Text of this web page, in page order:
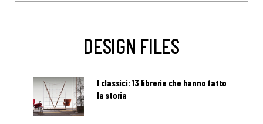
DESIGN FILES
I classici: 13 librerie che hanno fatto
la storia